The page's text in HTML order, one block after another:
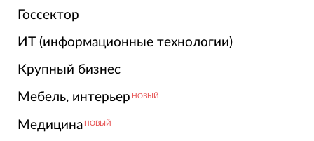
Госсектор
ИТ (информационные технологии)
Крупный бизнес
Мебель, интерьер НОВЫЙ
Медицина НОВЫЙ